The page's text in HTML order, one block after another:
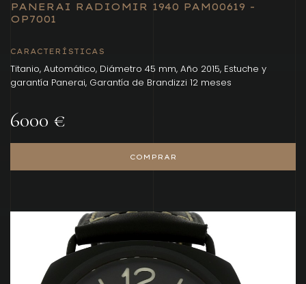
PANERAI RADIOMIR 1940 PAM00619 -
OP7001
CARACTERÍSTICAS
Titanio, Automático, Diámetro 45 mm, Año 2015, Estuche y
garantía Panerai, Garantía de Brandizzi 12 meses
6000 €
COMPRAR